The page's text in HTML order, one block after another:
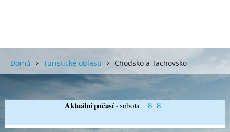
Domů Turistické oblasti Chodsko a Tachovsko-
Stříbrsko
Aktuální počasí-sobota 8.8.